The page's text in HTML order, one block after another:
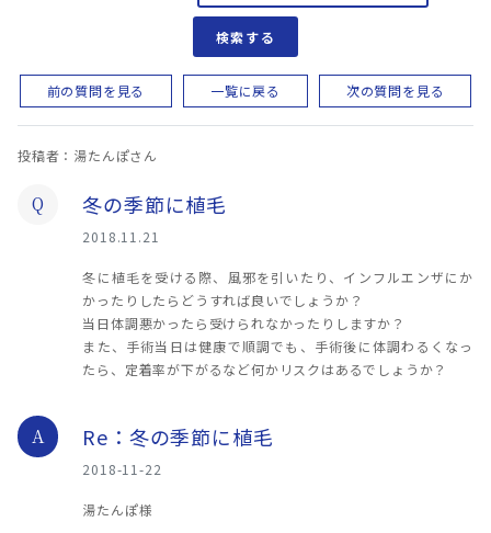
検索する
前の質問を見る 一覧に戻る 次の質問を見る
投稿者：湯たんぽさん
Q 冬の季節に植毛
2018.11.21
冬に植毛を受ける際、風邪を引いたり、インフルエンザにか
かったりしたらどうすれば良いでしょうか？
当日体調悪かったら受けられなかったりしますか？
また、手術当日は健康で順調でも、手術後に体調わるくなっ
たら、定着率が下がるなど何かリスクはあるでしょうか？
A Re：冬の季節に植毛
2018-11-22
湯たんぽ様